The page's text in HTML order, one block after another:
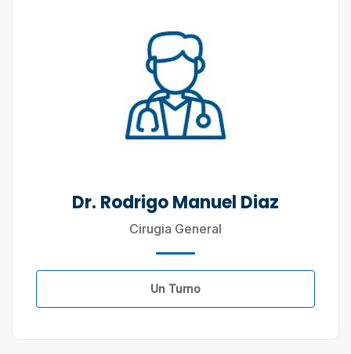
Dr. Rodrigo Manuel Diaz
Cirugia General
Un Turno